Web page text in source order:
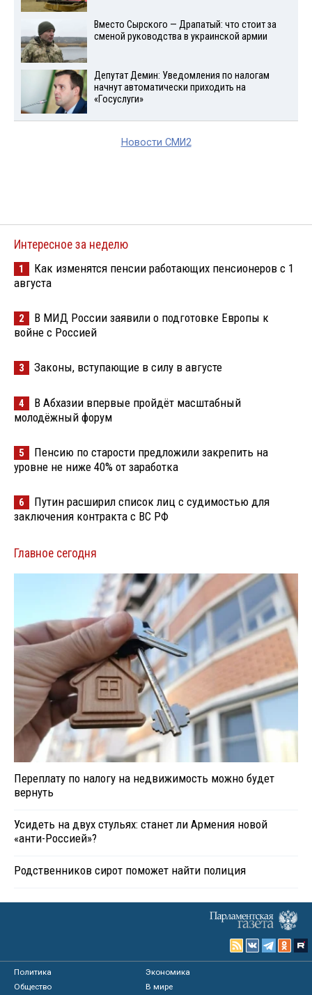
Вместо Сырского — Драпатый: что стоит за
сменой руководства в украинской армии
Депутат Демин: Уведомления по налогам
начнут автоматически приходить на
«Госуслуги»
Новости СМИ2
Интересное за неделю
1
Как изменятся пенсии работающих пенсионеров с 1
августа
2
В МИД России заявили о подготовке Европы к
войне с Россией
3 Законы, вступающие в силу в августе
4
В Абхазии впервые пройдёт масштабный
молодёжный форум
5
Пенсию по старости предложили закрепить на
уровне не ниже 40% от заработка
6
Путин расширил список лиц с судимостью для
заключения контракта с ВС РФ
Главное сегодня
Переплату по налогу на недвижимость можно будет
вернуть
Усидеть на двух стульях: станет ли Армения новой
«анти-Россией»?
Родственников сирот поможет найти полиция
Политика
Экономика
Общество
В мире